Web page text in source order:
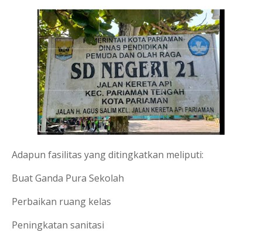
Adapun fasilitas yang ditingkatkan meliputi:
Buat Ganda Pura Sekolah
Perbaikan ruang kelas
Peningkatan sanitasi